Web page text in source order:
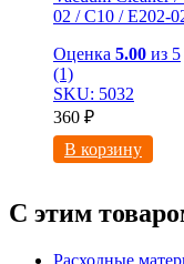
02 / С10 / E202-
Оценка 5.00 из 5
(1)
SKU: 5032
360 ₽
В корзину
С этим
Расходные